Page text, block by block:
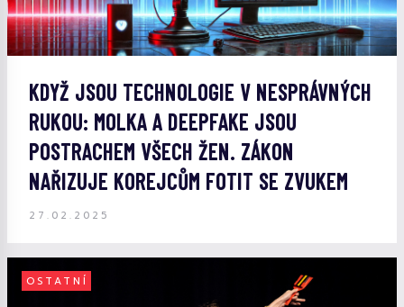
KDYŽ JSOU TECHNOLOGIE V NESPRÁVNÝCH
RUKOU: MOLKA A DEEPFAKE JSOU
POSTRACHEM VŠECH ŽEN. ZÁKON
NAŘIZUJE KOREJCŮM FOTIT SE ZVUKEM
27.02.2025
OSTATNÍ